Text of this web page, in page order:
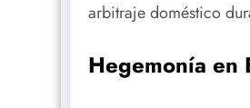
arbitraje doméstico
Hegemonía en